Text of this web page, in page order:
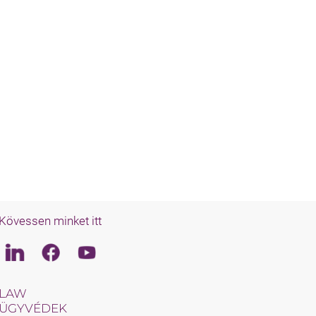
Kövessen minket itt
LinkedinFacebookYoutube
LAW
ÜGYVÉDEK